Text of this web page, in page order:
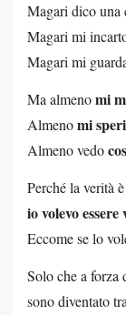
Magari dico una
Magari mi
Magari mi
Ma almenomi
Almenomi
Almeno vedo
Perché la verità
io volevo essere
Eccome se lo
Solo che a
sono diventato